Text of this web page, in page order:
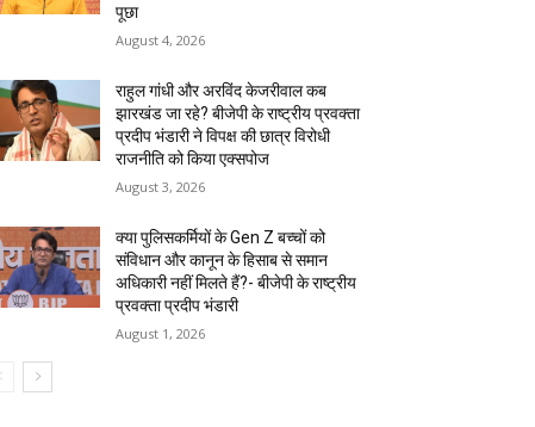
पूछा
August 4, 2026
राहुल गांधी और अरविंद केजरीवाल कब
झारखंड जा रहे? बीजेपी के राष्ट्रीय प्रवक्ता
प्रदीप भंडारी ने विपक्ष की छात्र विरोधी
राजनीति को किया एक्सपोज
August 3, 2026
क्या पुलिसकर्मियों के Gen Z बच्चों को
संविधान और कानून के हिसाब से समान
अधिकारी नहीं मिलते हैं?- बीजेपी के राष्ट्रीय
प्रवक्ता प्रदीप भंडारी
August 1, 2026